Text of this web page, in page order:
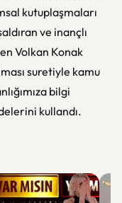
kutuplaşmaları
ve inançlı
Volkan Konak
suretiyle kamu
bilgi
kullandı.